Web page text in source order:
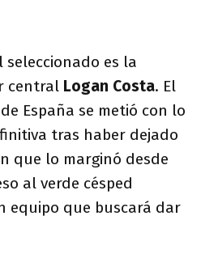
seleccionado es la
central Logan Costa. El
de España se metió con lo
tras haber dejado
que lo marginó desde
al verde césped
equipo que buscará dar